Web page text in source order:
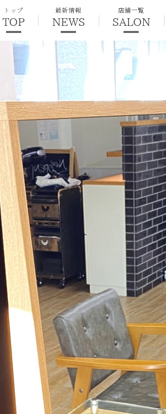
トップ
TOP
最新情報
NEWS
店舗一覧
SALON